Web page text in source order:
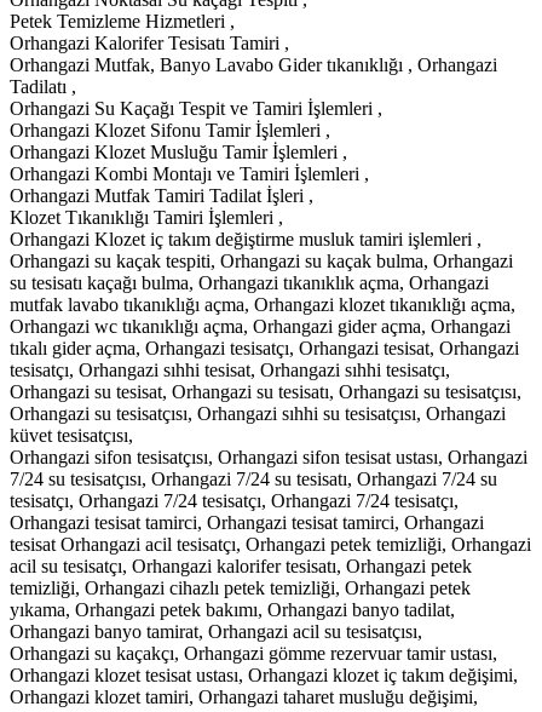
Petek Temizleme Hizmetleri ,
Orhangazi Kalorifer Tesisatı Tamiri ,
Orhangazi Mutfak, Banyo Lavabo Gider tıkanıklığı , Orhangazi
Tadilatı ,
Orhangazi Su Kaçağı Tespit ve Tamiri İşlemleri ,
Orhangazi Klozet Sifonu Tamir İşlemleri ,
Orhangazi Klozet Musluğu Tamir İşlemleri ,
Orhangazi Kombi Montajı ve Tamiri İşlemleri ,
Orhangazi Mutfak Tamiri Tadilat İşleri ,
Klozet Tıkanıklığı Tamiri İşlemleri ,
Orhangazi Klozet iç takım değiştirme musluk tamiri işlemleri ,
Orhangazi su kaçak tespiti, Orhangazi su kaçak bulma, Orhangazi
su tesisatı kaçağı bulma, Orhangazi tıkanıklık açma, Orhangazi
mutfak lavabo tıkanıklığı açma, Orhangazi klozet tıkanıklığı açma,
Orhangazi wc tıkanıklığı açma, Orhangazi gider açma, Orhangazi
tıkalı gider açma, Orhangazi tesisatçı, Orhangazi tesisat, Orhangazi
tesisatçı, Orhangazi sıhhi tesisat, Orhangazi sıhhi tesisatçı,
Orhangazi su tesisat, Orhangazi su tesisatı, Orhangazi su tesisatçısı,
Orhangazi su tesisatçısı, Orhangazi sıhhi su tesisatçısı, Orhangazi
küvet tesisatçısı,
Orhangazi sifon tesisatçısı, Orhangazi sifon tesisat ustası, Orhangazi
7/24 su tesisatçısı, Orhangazi 7/24 su tesisatı, Orhangazi 7/24 su
tesisatçı, Orhangazi 7/24 tesisatçı, Orhangazi 7/24 tesisatçı,
Orhangazi tesisat tamirci, Orhangazi tesisat tamirci, Orhangazi
tesisat Orhangazi acil tesisatçı, Orhangazi petek temizliği, Orhangazi
acil su tesisatçı, Orhangazi kalorifer tesisatı, Orhangazi petek
temizliği, Orhangazi cihazlı petek temizliği, Orhangazi petek
yıkama, Orhangazi petek bakımı, Orhangazi banyo tadilat,
Orhangazi banyo tamirat, Orhangazi acil su tesisatçısı,
Orhangazi su kaçakçı, Orhangazi gömme rezervuar tamir ustası,
Orhangazi klozet tesisat ustası, Orhangazi klozet iç takım değişimi,
Orhangazi klozet tamiri, Orhangazi taharet musluğu değişimi,